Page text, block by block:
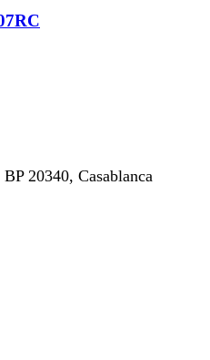
20340, Casablanca